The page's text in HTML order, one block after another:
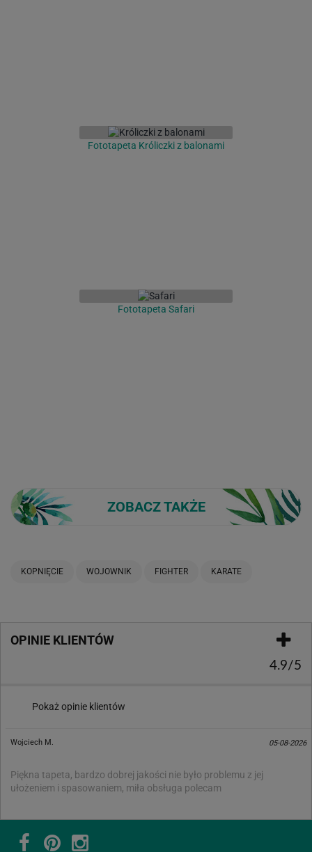
Fototapeta Króliczki z balonami
Fototapeta Safari
ZOBACZ TAKŻE
KOPNIĘCIE WOJOWNIK FIGHTER KARATE
OPINIE KLIENTÓW
4.9/5
Pokaż opinie klientów
Wojciech M. 05-08-2026
Piękna tapeta, bardzo dobrej jakości nie było problemu z jej
ułożeniem i spasowaniem, miła obsługa polecam